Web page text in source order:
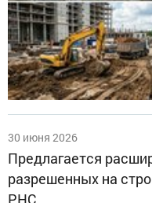
30 июня 2026
Предлагается
разрешенных на
РНС